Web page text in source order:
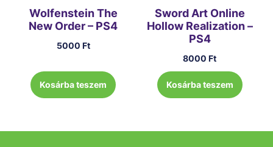
Wolfenstein The
New Order – PS4
5000 Ft
Kosárba teszem
Sword Art Online
Hollow Realization –
PS4
8000Ft
Kosárba teszem